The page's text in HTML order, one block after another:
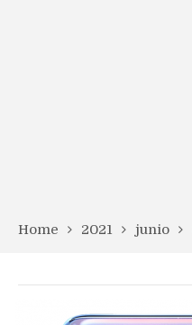
Home 2021 junio